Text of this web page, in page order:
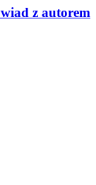
z autorem